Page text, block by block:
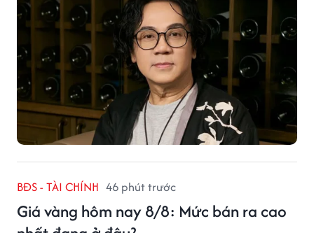
BĐS - TÀI CHÍNH 46 phút trước
Giá vàng hôm nay 8/8: Mức bán ra cao